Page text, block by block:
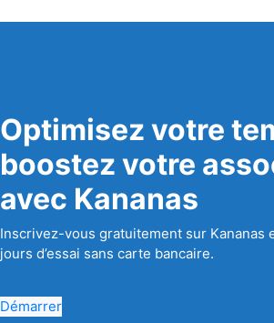
Optimisez votre
boostez votre
avec Kananas
Inscrivez-vous gratuitement sur Kananas
jours d’essai sans carte bancaire.
Démarrer